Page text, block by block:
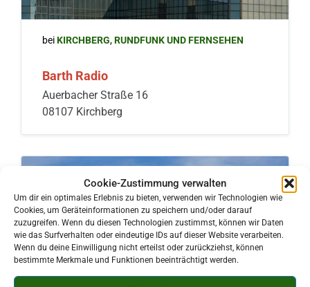
Cookie-Zustimmung verwalten
Um dir ein optimales Erlebnis zu bieten, verwenden wir Technologien wie
Cookies, um Geräteinformationen zu speichern und/oder darauf
zuzugreifen. Wenn du diesen Technologien zustimmst, können wir Daten
wie das Surfverhalten oder eindeutige IDs auf dieser Website verarbeiten.
Wenn du deine Einwilligung nicht erteilst oder zurückziehst, können
bestimmte Merkmale und Funktionen beeinträchtigt werden.
beiKIRCHBERG,RUNDFUNK UND FERNSEHEN
Barth Radio
Auerbacher Straße 16
08107 Kirchberg